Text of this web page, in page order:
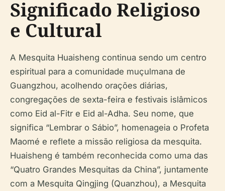
Significado Religioso
e Cultural
A Mesquita Huaisheng continua sendo um centro
espiritual para a comunidade muçulmana de
Guangzhou, acolhendo orações diárias,
congregações de sexta-feira e festivais islâmicos
como Eid al-Fitr e Eid al-Adha. Seu nome, que
significa “Lembrar o Sábio”, homenageia o Profeta
Maomé e reflete a missão religiosa da mesquita.
Huaisheng é também reconhecida como uma das
“Quatro Grandes Mesquitas da China”, juntamente
com a Mesquita Qingjing (Quanzhou), a Mesquita